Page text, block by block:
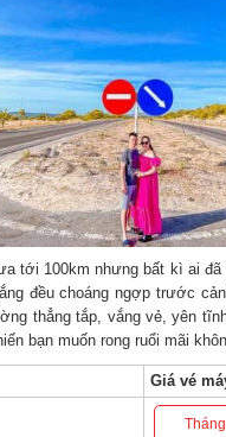
tới 100km nhưng bất kì ai đã
đều choáng ngợp trước
thẳng tắp, vắng vẻ, yên
bạn muốn rong ruổi mãi
Giá vé